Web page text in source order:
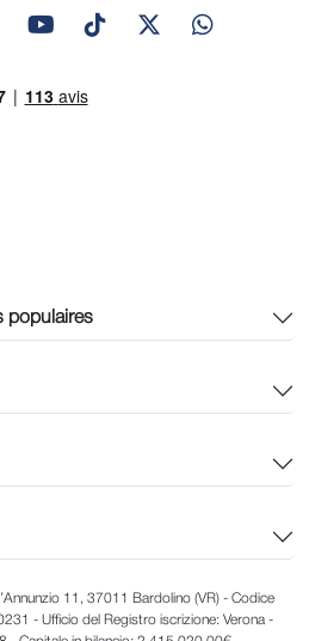
populaires
11, 37011 Bardolino (VR) - Codice
- Ufficio del Registro iscrizione: Verona -